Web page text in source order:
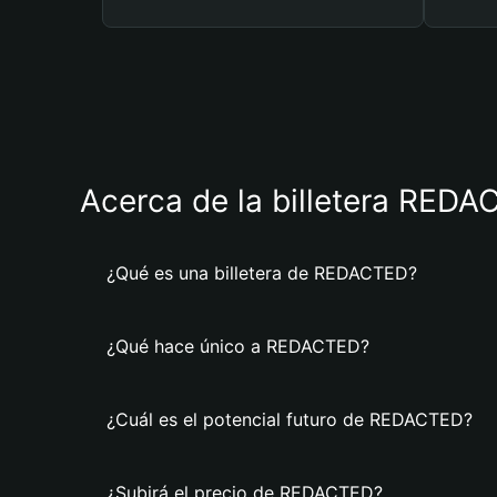
Acerca de la billetera
¿Qué es una billetera de REDACTED?
¿Qué hace único a REDACTED?
¿Cuál es el potencial futuro de REDACTED?
¿Subirá el precio de REDACTED?